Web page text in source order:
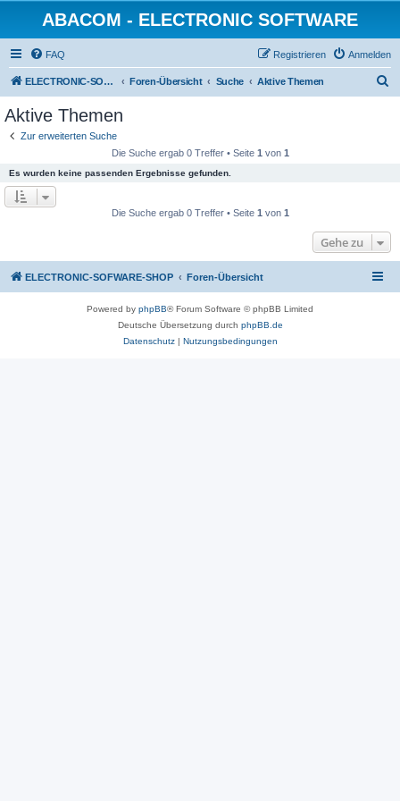
ABACOM - ELECTRONIC SOFTWARE
FAQ Anmelden
Registrieren
ELECTRONIC-SOFWARE-SHOP Foren-Übersicht Suche Aktive Themen
Aktive Themen
Zur erweiterten Suche
Die Suche ergab 0 Treffer • Seite 1 von 1
Es wurden keine passenden Ergebnisse gefunden.
Die Suche ergab 0 Treffer • Seite 1 von 1
Gehe zu
ELECTRONIC-SOFWARE-SHOP Foren-Übersicht
Powered by phpBB® Forum Software © phpBB Limited
Deutsche Übersetzung durch phpBB.de
Datenschutz| Nutzungsbedingungen